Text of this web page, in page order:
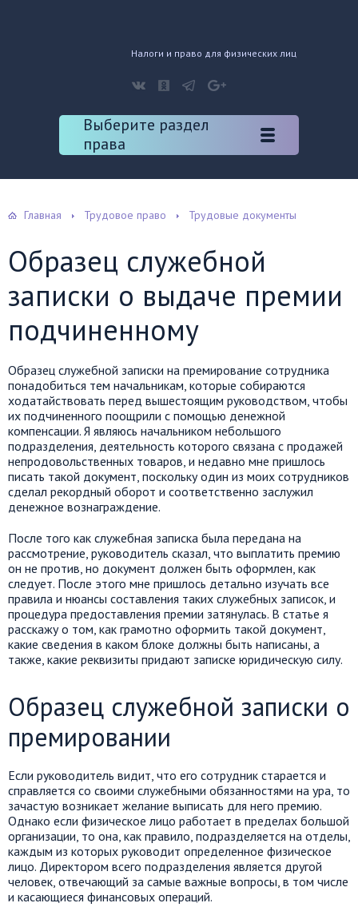
Налоги и право для физических лиц
Выберите раздел
права
Главная Трудовое право Трудовые документы
Образец служебной
записки о выдаче премии
подчиненному
Образец служебной записки на премирование сотрудника
понадобиться тем начальникам, которые собираются
ходатайствовать перед вышестоящим руководством, чтобы
их подчиненного поощрили с помощью денежной
компенсации. Я являюсь начальником небольшого
подразделения, деятельность которого связана с продажей
непродовольственных товаров, и недавно мне пришлось
писать такой документ, поскольку один из моих сотрудников
сделал рекордный оборот и соответственно заслужил
денежное вознаграждение.
После того как служебная записка была передана на
рассмотрение, руководитель сказал, что выплатить премию
он не против, но документ должен быть оформлен, как
следует. После этого мне пришлось детально изучать все
правила и нюансы составления таких служебных записок, и
процедура предоставления премии затянулась. В статье я
расскажу о том, как грамотно оформить такой документ,
какие сведения в каком блоке должны быть написаны, а
также, какие реквизиты придают записке юридическую силу.
Образец служебной записки о
премировании
Если руководитель видит, что его сотрудник старается и
справляется со своими служебными обязанностями на ура, то
зачастую возникает желание выписать для него премию.
Однако если физическое лицо работает в пределах большой
организации, то она, как правило, подразделяется на отделы,
каждым из которых руководит определенное физическое
лицо. Директором всего подразделения является другой
человек, отвечающий за самые важные вопросы, в том числе
и касающиеся финансовых операций.